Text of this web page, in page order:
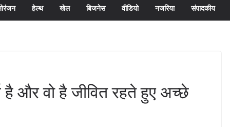
की धारा-11
हेल्थ खेल बिजनेस वीडियो नजरिया संपादकीय
है और वो है जीवित रहते हुए अच्छे